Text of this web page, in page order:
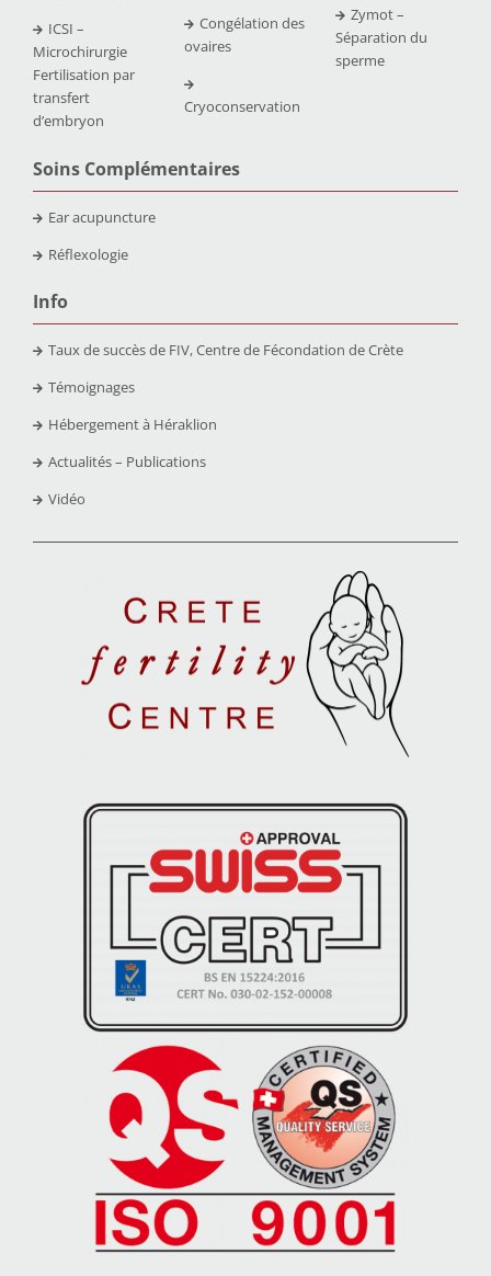
ICSI –
Microchirurgie
Fertilisation par
transfert
d’embryon
Congélation des
ovaires
Cryoconservation
Zymot –
Séparation du
sperme
Soins Complémentaires
Ear acupuncture
Réflexologie
Info
Taux de succès de FIV, Centre de Fécondation de Crète
Témoignages
Hébergement à Héraklion
Actualités – Publications
Vidéo